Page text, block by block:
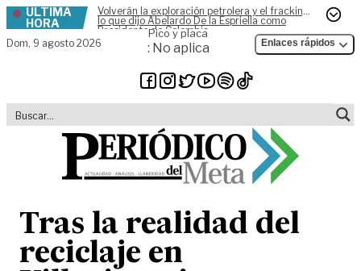
Skip to content
ÚLTIMA
HORA
Volverán la exploración petrolera y el fracking,
lo que dijo Abelardo De la Espriella como
Presidente de Colombia
Dom, 9 agosto 2026
Pico y placa
: No aplica Enlaces rápidos
Tras la realidad del
reciclaje en